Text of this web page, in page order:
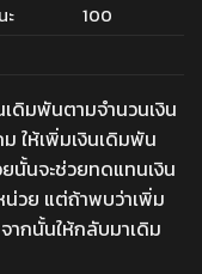
ะ
100
เดิมพันตามจำนวนเงิน
ให้เพิ่มเงินเดิมพัน
นั้นจะช่วยทดแทนเงิน
น่วย แต่ถ้าพบว่าเพิ่ม
ากนั้นให้กลับมาเดิม